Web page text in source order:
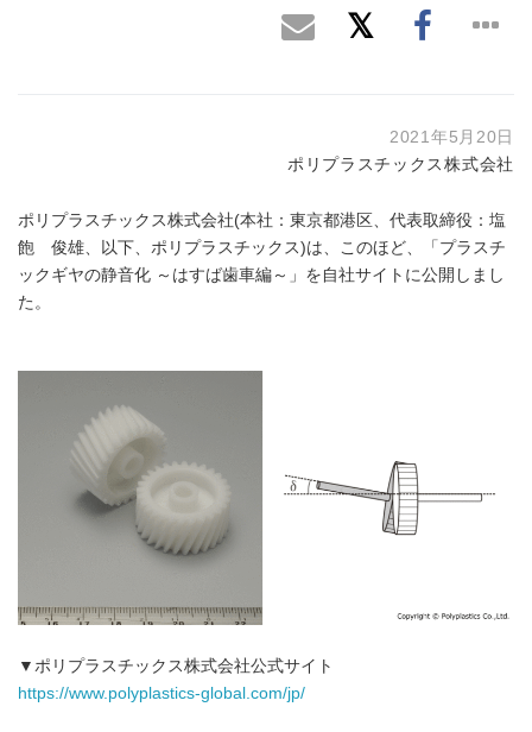
2021年5月20日
ポリプラスチックス株式会社
ポリプラスチックス株式会社(本社：東京都港区、代表取締役：塩
飽 俊雄、以下、ポリプラスチックス)は、このほど、「プラスチ
ックギヤの静音化 ～はすば歯車編～」を自社サイトに公開しまし
た。
▼ポリプラスチックス株式会社公式サイト
https://www.polyplastics-global.com/jp/